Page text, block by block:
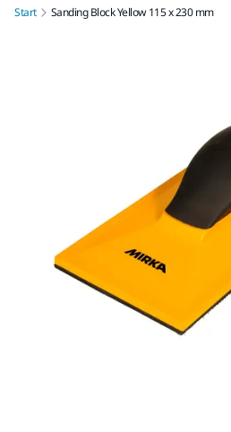
Start Sanding Block Yellow 115 x 230 mm